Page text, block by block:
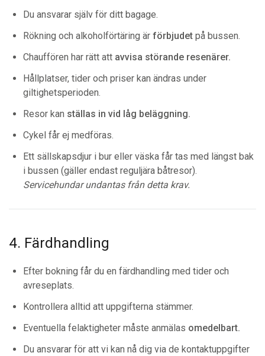
Du ansvarar själv för ditt bagage.
Rökning och alkoholförtäring är förbjudet på bussen.
Chauffören har rätt att avvisa störande resenärer.
Hållplatser, tider och priser kan ändras under
giltighetsperioden.
Resor kan ställas in vid låg beläggning.
Cykel får ej medföras.
Ett sällskapsdjur i bur eller väska får tas med längst bak
i bussen (gäller endast reguljära båtresor).
Servicehundar undantas från detta krav.
4. Färdhandling
Efter bokning får du en färdhandling med tider och
avreseplats.
Kontrollera alltid att uppgifterna stämmer.
Eventuella felaktigheter måste anmälas omedelbart.
Du ansvarar för att vi kan nå dig via de kontaktuppgifter